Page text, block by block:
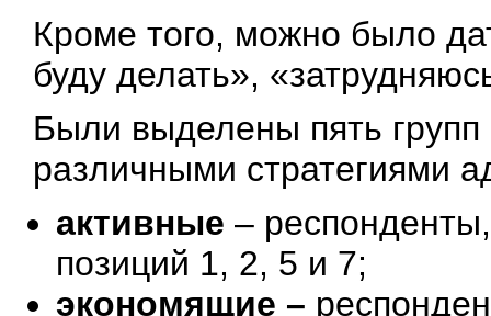
Кроме того, можно было
буду делать»,
Были выделены пять
различными стратегиями
активные–
позиций 1, 2, 5 и 7;
экономящие –